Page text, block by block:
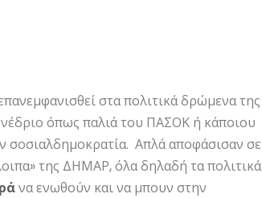
στα πολιτικά δρώμενα της
όπως παλιά του ΠΑΣΟΚ ή κάποιου
σοσιαλδημοκρατία. Απλά αποφάσισαν σε
της ΔΗΜΑΡ, όλα δηλαδή τα πολιτικά
να ενωθούν και να μπουν στην